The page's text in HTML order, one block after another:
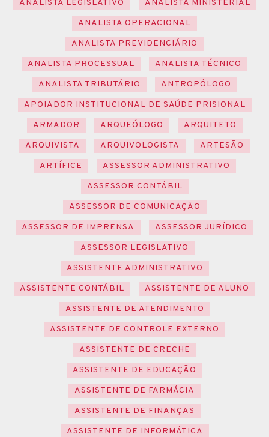
ANALISTA LEGISLATIVO
ANALISTA MINISTERIAL
ANALISTA OPERACIONAL
ANALISTA PREVIDENCIÁRIO
ANALISTA PROCESSUAL
ANALISTA TÉCNICO
ANALISTA TRIBUTÁRIO
ANTROPÓLOGO
APOIADOR INSTITUCIONAL DE SAÚDE PRISIONAL
ARMADOR
ARQUEÓLOGO
ARQUITETO
ARQUIVISTA
ARQUIVOLOGISTA
ARTESÃO
ARTÍFICE
ASSESSOR ADMINISTRATIVO
ASSESSOR CONTÁBIL
ASSESSOR DE COMUNICAÇÃO
ASSESSOR DE IMPRENSA
ASSESSOR JURÍDICO
ASSESSOR LEGISLATIVO
ASSISTENTE ADMINISTRATIVO
ASSISTENTE CONTÁBIL
ASSISTENTE DE ALUNO
ASSISTENTE DE ATENDIMENTO
ASSISTENTE DE CONTROLE EXTERNO
ASSISTENTE DE CRECHE
ASSISTENTE DE EDUCAÇÃO
ASSISTENTE DE FARMÁCIA
ASSISTENTE DE FINANÇAS
ASSISTENTE DE INFORMÁTICA